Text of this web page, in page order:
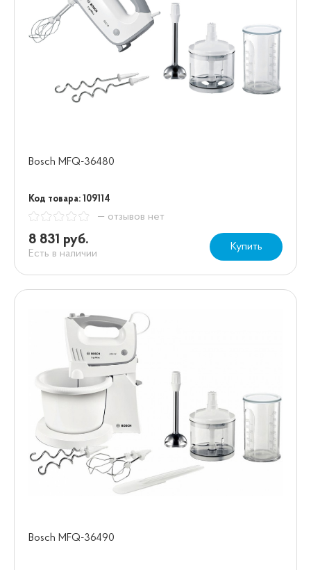
Bosch MFQ-36480
Код товара: 109114
— отзывов нет
8 831 руб.
Есть в наличии
Купить
Bosch MFQ-36490